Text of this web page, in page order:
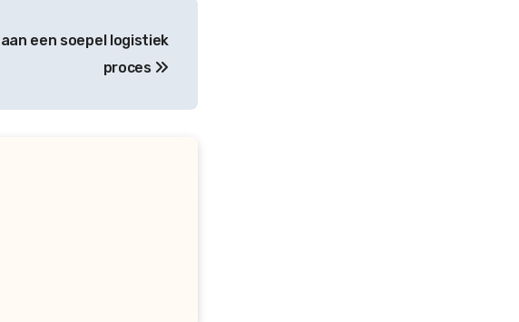
een soepel logistiek
proces